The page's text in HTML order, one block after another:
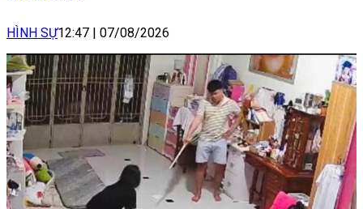
HÌNH SỰ12:47 | 07/08/2026